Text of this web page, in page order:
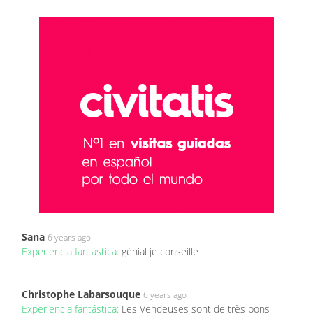
Sana 6 years ago
Experiencia fantástica: génial je conseille
Christophe Labarsouque 6 years ago
Experiencia fantástica: Les Vendeuses sont de très bons